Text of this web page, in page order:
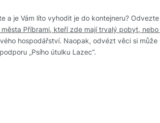
a je Vám líto vyhodit je do kontejneru?
Příbrami, kteří zde mají trvalý pobyt, nebo
hospodářství. Naopak, odvézt věci si může
„Psího útulku Lazec“.